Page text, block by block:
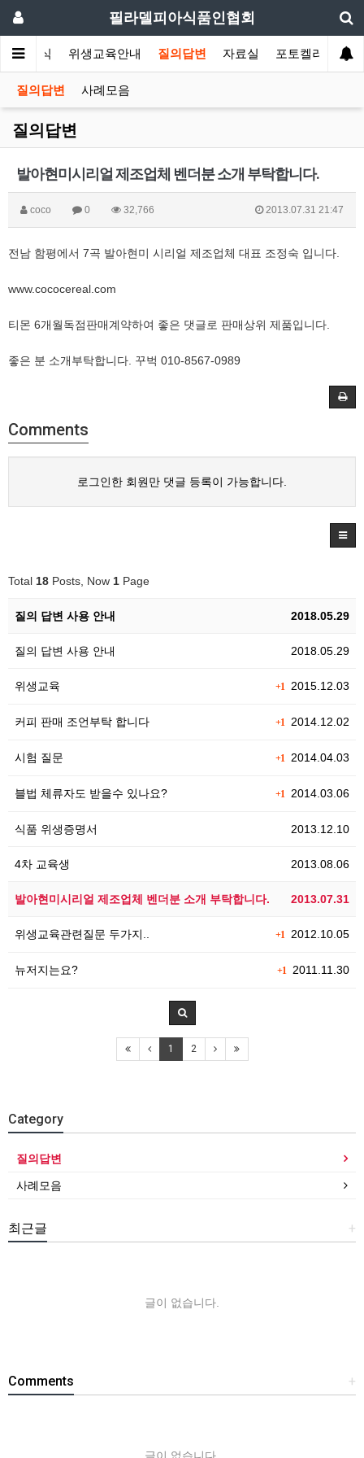
필라델피아식품인협회
협회소식 위생교육안내 질의답변 자료실 포토켈러리
질의답변 사례모음
질의답변
발아현미시리얼 제조업체 벤더분 소개 부탁합니다.
coco 0 32,766 2013.07.31 21:47
전남 함평에서 7곡 발아현미 시리얼 제조업체 대표 조정숙 입니다.
www.cococereal.com
티몬 6개월독점판매계약하여 좋은 댓글로 판매상위 제품입니다.
좋은 분 소개부탁합니다. 꾸벅 010-8567-0989
Comments
로그인한 회원만 댓글 등록이 가능합니다.
Total 18 Posts, Now 1 Page
2018.05.29
질의 답변 사용 안내
2018.05.29
질의 답변 사용 안내
+1 2015.12.03
위생교육
+1 2014.12.02
커피 판매 조언부탁 합니다
+1 2014.04.03
시험 질문
+1 2014.03.06
블법 체류자도 받을수 있나요?
2013.12.10
식품 위생증명서
2013.08.06
4차 교육생
2013.07.31
발아현미시리얼 제조업체 벤더분 소개 부탁합니다.
+1 2012.10.05
위생교육관련질문 두가지..
+1 2011.11.30
뉴저지는요?
1 2
Category
질의답변
사례모음
+
최근글
글이 없습니다.
+
Comments